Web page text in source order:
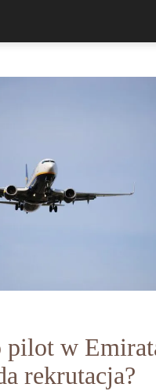
pilot w
rekrutacja?